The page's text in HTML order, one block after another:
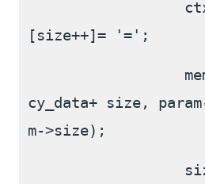
ctx-
[size++]= '=';
cy_data+ size,
m->size);
size+=